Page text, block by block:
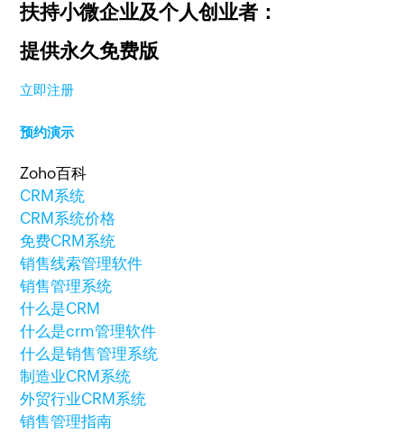
扶持小微企业及个人创业者：
提供永久免费版
立即注册
预约演示
Zoho百科
CRM系统
CRM系统价格
免费CRM系统
销售线索管理软件
销售管理系统
什么是CRM
什么是crm管理软件
什么是销售管理系统
制造业CRM系统
外贸行业CRM系统
销售管理指南